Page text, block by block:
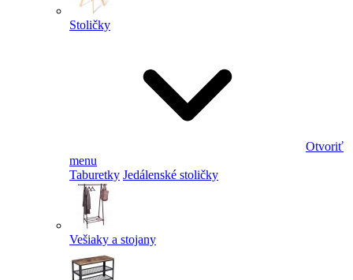
Stoličky
Otvoriť
menu
Taburetky Jedálenské stoličky
Vešiaky a stojany